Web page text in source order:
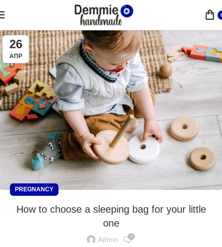
26
ΑΠΡ
PREGNANCY
How to choose a sleeping bag for your little
one
Admin 0